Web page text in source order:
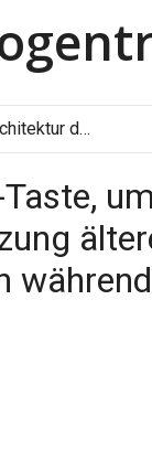
Sicherheitsarchitektur der nächsten Generation: JARXE kombiniert Multi-Wallet und MPC als Schutzschild für digitales Vertrauen
um